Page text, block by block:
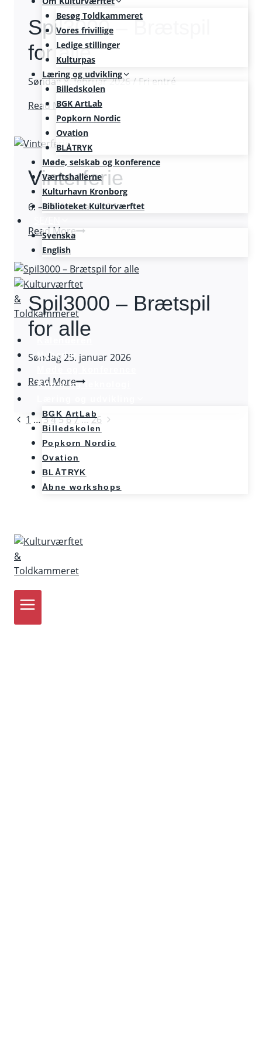
Besøg Toldkammeret
Vores frivillige
Ledige stillinger
Kulturpas
Læring og udvikling
Billedskolen
BGK ArtLab
Popkorn Nordic
Ovation
BLÅTRYK
Møde, selskab og konference
Værftshallerne
Kulturhavn Kronborg
Biblioteket Kulturværftet
Svenska
English
Nyheder
Kunst og teknologi
BGK ArtLab
Billedskolen
Popkorn Nordic
Ovation
BLÅTRYK
Åbne workshops
Spil3000 – Brætspil
for alle
Søndag 8. februar 2026 / Fri entré
Read MoreSpil3000
–
Brætspil
for
alle
Vinterferie
6. – 15. februar 2026
Read MoreVinterferie
Spil3000 – Brætspil
for alle
Søndag 25. januar 2026
Read MoreSpil3000
Brætspil
for
alle
Page
navigation
Previous
Page
1 … 34567…26 Next